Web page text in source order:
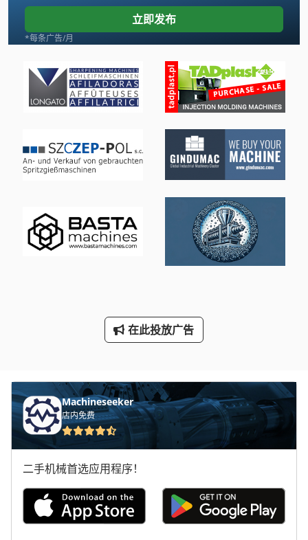
Pilous Arg 230
Schaublin 135
Sunward Swe 17 B
Vdf Dus 560
三维 扫描 仪
手动 剪 板 机
手枪
立即发布
*每条广告/月
在此投放广告
Machineseeker
店内免费
二手机械首选应用程序！